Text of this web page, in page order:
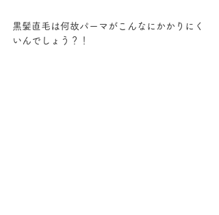
黒髪直毛は何故パーマがこんなにかかりにく
いんでしょう？！